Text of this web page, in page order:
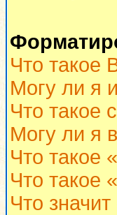
Что такое
Могу ли я
Что такое
Могу ли я
Что такое
Что такое
Что